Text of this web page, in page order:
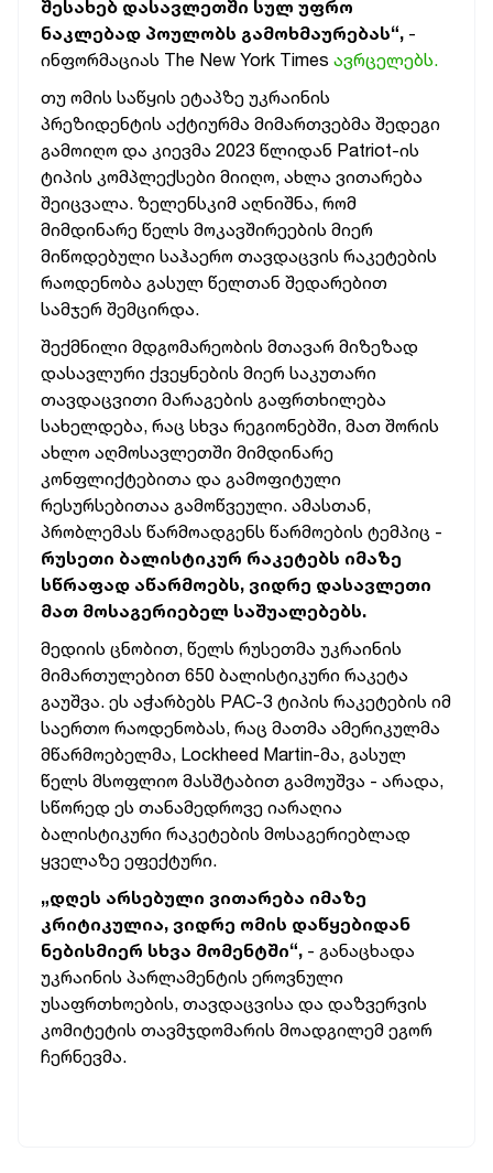
შესახებ დასავლეთში სულ უფრო
ნაკლებად პოულობს გამოხმაურებას“, -
ინფორმაციას The New York Times ავრცელებს.
თუ ომის საწყის ეტაპზე უკრაინის
პრეზიდენტის აქტიურმა მიმართვებმა შედეგი
გამოიღო და კიევმა 2023 წლიდან Patriot-ის
ტიპის კომპლექსები მიიღო, ახლა ვითარება
შეიცვალა. ზელენსკიმ აღნიშნა, რომ
მიმდინარე წელს მოკავშირეების მიერ
მიწოდებული საჰაერო თავდაცვის რაკეტების
რაოდენობა გასულ წელთან შედარებით
სამჯერ შემცირდა.
შექმნილი მდგომარეობის მთავარ მიზეზად
დასავლური ქვეყნების მიერ საკუთარი
თავდაცვითი მარაგების გაფრთხილება
სახელდება, რაც სხვა რეგიონებში, მათ შორის
ახლო აღმოსავლეთში მიმდინარე
კონფლიქტებითა და გამოფიტული
რესურსებითაა გამოწვეული. ამასთან,
პრობლემას წარმოადგენს წარმოების ტემპიც -
რუსეთი ბალისტიკურ რაკეტებს იმაზე
სწრაფად აწარმოებს, ვიდრე დასავლეთი
მათ მოსაგერიებელ საშუალებებს.
მედიის ცნობით, წელს რუსეთმა უკრაინის
მიმართულებით 650 ბალისტიკური რაკეტა
გაუშვა. ეს აჭარბებს PAC-3 ტიპის რაკეტების იმ
საერთო რაოდენობას, რაც მათმა ამერიკულმა
მწარმოებელმა, Lockheed Martin-მა, გასულ
წელს მსოფლიო მასშტაბით გამოუშვა - არადა,
სწორედ ეს თანამედროვე იარაღია
ბალისტიკური რაკეტების მოსაგერიებლად
ყველაზე ეფექტური.
„დღეს არსებული ვითარება იმაზე
კრიტიკულია, ვიდრე ომის დაწყებიდან
ნებისმიერ სხვა მომენტში“, - განაცხადა
უკრაინის პარლამენტის ეროვნული
უსაფრთხოების, თავდაცვისა და დაზვერვის
კომიტეტის თავმჯდომარის მოადგილემ ეგორ
ჩერნევმა.